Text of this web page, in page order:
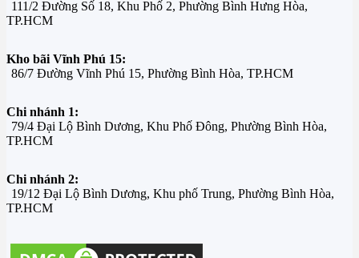
111/2 Đường Số 18, Khu Phố 2, Phường Bình Hưng Hòa,
TP.HCM
Kho bãi Vĩnh Phú 15:
86/7 Đường Vĩnh Phú 15, Phường Bình Hòa, TP.HCM
Chi nhánh 1:
79/4 Đại Lộ Bình Dương, Khu Phố Đông, Phường Bình Hòa,
TP.HCM
Chi nhánh 2:
19/12 Đại Lộ Bình Dương, Khu phố Trung, Phường Bình Hòa,
TP.HCM